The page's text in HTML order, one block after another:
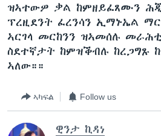
ዝኣተውዎ ቃል ከምዘይፈጸሙን
ፕረዚደንት ፈረንሳን ኢማኑኤል
ኣርገላ መርከንን ዝኣመሰሉ
ስደተኛታት ከምዝቕብሉ ከረጋግጹ
ኣለው።።
ኣካፍል Follow us
ዊንታ ኪዳነ